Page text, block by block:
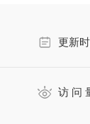
更新时
访 问